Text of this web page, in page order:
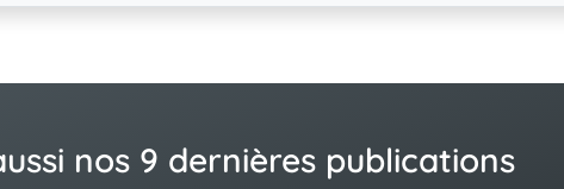
nos 9 dernières publications